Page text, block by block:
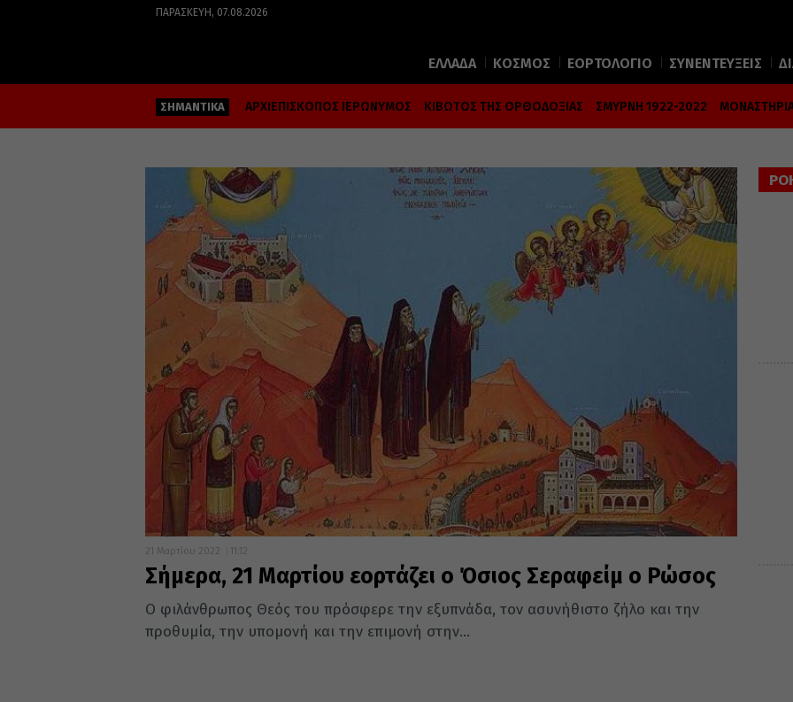
ΠΑΡΑΣΚΕΥΉ, 07.08.2026
ΕΛΛΑΔΑ ΚΟΣΜΟΣ ΕΟΡΤΟΛΟΓΙΟ ΣΥΝΕΝΤΕΥΞΕΙΣ
ΣΗΜΑΝΤΙΚΑ ΑΡΧΙΕΠΙΣΚΟΠΟΣ ΙΕΡΩΝΥΜΟΣ ΚΙΒΩΤΟΣ ΤΗΣ ΟΡΘΟΔΟΞΙΑΣ ΣΜΥΡΝΗ 1922-2022
21 Μαρτίου 2022 11:12
Σήμερα, 21 Μαρτίου εορτάζει ο Όσιος Σεραφείμ ο Ρώσος
Ο φιλάνθρωπος Θεός του πρόσφερε την εξυπνάδα, τον ασυνήθιστο ζήλο και την
προθυμία, την υπομονή και την επιμονή στην...